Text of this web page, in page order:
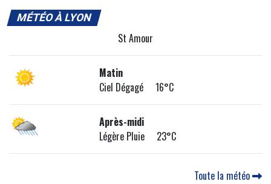
MÉTÉO À LYON
St Amour
Matin
Ciel Dégagé 16°C
Après-midi
Légère Pluie 23°C
Toute la météo